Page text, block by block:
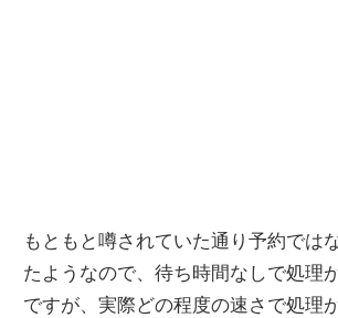
もともと噂されていた通り予約では
たようなので、待ち時間なしで処理
ですが、実際どの程度の速さで処理